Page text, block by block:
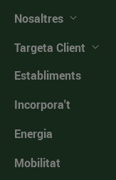
Nosaltres
Targeta Client
Establiments
Incorpora't
Energia
Mobilitat